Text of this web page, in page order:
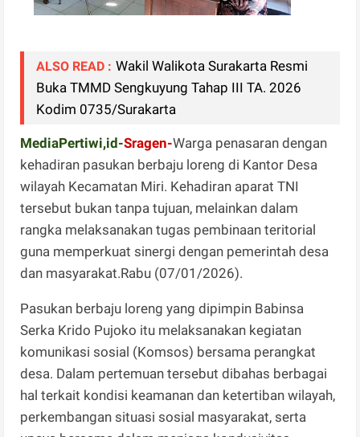
ALSO READ : Wakil Walikota Surakarta Resmi
Buka TMMD Sengkuyung Tahap III TA. 2026
Kodim 0735/Surakarta
MediaPertiwi,id-Sragen-Warga penasaran dengan
kehadiran pasukan berbaju loreng di Kantor Desa
wilayah Kecamatan Miri. Kehadiran aparat TNI
tersebut bukan tanpa tujuan, melainkan dalam
rangka melaksanakan tugas pembinaan teritorial
guna memperkuat sinergi dengan pemerintah desa
dan masyarakat.Rabu (07/01/2026).
Pasukan berbaju loreng yang dipimpin Babinsa
Serka Krido Pujoko itu melaksanakan kegiatan
komunikasi sosial (Komsos) bersama perangkat
desa. Dalam pertemuan tersebut dibahas berbagai
hal terkait kondisi keamanan dan ketertiban wilayah,
perkembangan situasi sosial masyarakat, serta